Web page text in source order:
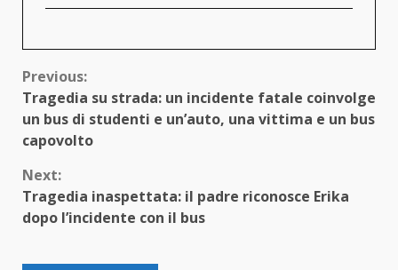
Continue
Reading
Previous:
Tragedia su strada: un incidente fatale coinvolge
un bus di studenti e un’auto, una vittima e un bus
capovolto
Next:
Tragedia inaspettata: il padre riconosce Erika
dopo l’incidente con il bus